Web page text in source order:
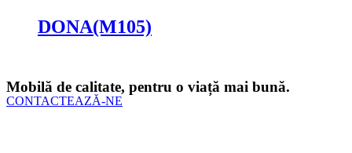
DONA(M105)
Mobilă de calitate, pentru o viață mai bună.
CONTACTEAZĂ-NE